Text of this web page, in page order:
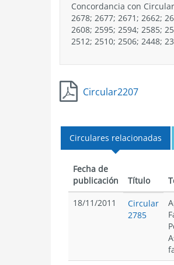
Concordancia con
2678; 2677; 2671; 2662;
2608; 2595; 2594; 2585;
2512; 2510; 2506; 2448;
Circular2207
Circulares relacionadas
Fecha de
publicación
Título
18/11/2011
Circular
2785